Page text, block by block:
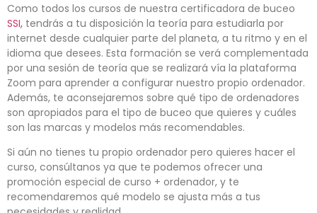
Como todos los cursos de nuestra certificadora de buceo
SSI, tendrás a tu disposición la teoría para estudiarla por
internet desde cualquier parte del planeta, a tu ritmo y en el
idioma que desees. Esta formación se verá complementada
por una sesión de teoría que se realizará vía la plataforma
Zoom para aprender a configurar nuestro propio ordenador.
Además, te aconsejaremos sobre qué tipo de ordenadores
son apropiados para el tipo de buceo que quieres y cuáles
son las marcas y modelos más recomendables.
Si aún no tienes tu propio ordenador pero quieres hacer el
curso, consúltanos ya que te podemos ofrecer una
promoción especial de curso + ordenador, y te
recomendaremos qué modelo se ajusta más a tus